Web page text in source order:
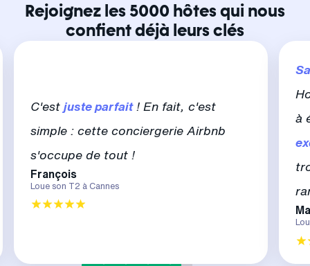
Rejoignez les 5000 hôtes qui nous
confient déjà leurs clés
C'est juste parfait! En fait, c'est
simple : cette conciergerie Airbnb
s'occupe de tout !
François
Loue son T2 à Cannes
à